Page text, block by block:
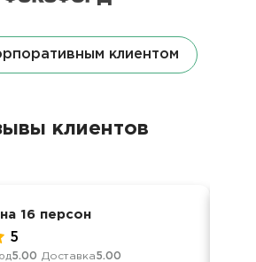
клиентом
клиентов
16 персон
5
5.00 Доставка5.00